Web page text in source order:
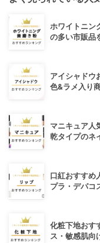
ホワイトニン
の多い市販品
アイシャドウ
色&ラメ入り
マニキュア人
乾タイプのネ
口紅おすすめ
プラ・デパコ
化粧下地おす
ス・敏感肌向